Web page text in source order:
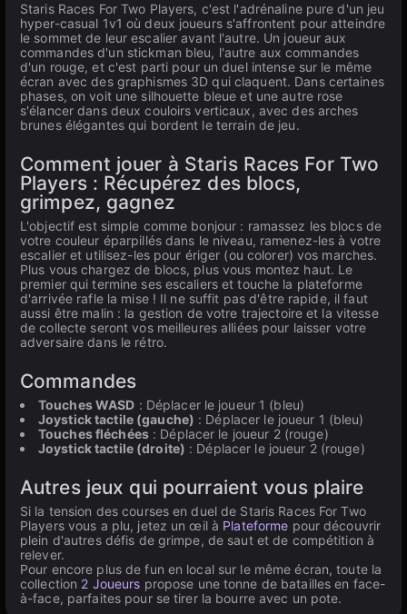
Staris Races For Two Players, c'est l'adrénaline pure d'un jeu
hyper-casual 1v1 où deux joueurs s'affrontent pour atteindre
le sommet de leur escalier avant l'autre. Un joueur aux
commandes d'un stickman bleu, l'autre aux commandes
d'un rouge, et c'est parti pour un duel intense sur le même
écran avec des graphismes 3D qui claquent. Dans certaines
phases, on voit une silhouette bleue et une autre rose
s'élancer dans deux couloirs verticaux, avec des arches
brunes élégantes qui bordent le terrain de jeu.
Comment jouer à Staris Races For Two
Players : Récupérez des blocs,
grimpez, gagnez
L'objectif est simple comme bonjour : ramassez les blocs de
votre couleur éparpillés dans le niveau, ramenez-les à votre
escalier et utilisez-les pour ériger (ou colorer) vos marches.
Plus vous chargez de blocs, plus vous montez haut. Le
premier qui termine ses escaliers et touche la plateforme
d'arrivée rafle la mise ! Il ne suffit pas d'être rapide, il faut
aussi être malin : la gestion de votre trajectoire et la vitesse
de collecte seront vos meilleures alliées pour laisser votre
adversaire dans le rétro.
Commandes
Touches WASD : Déplacer le joueur 1 (bleu)
Joystick tactile (gauche) : Déplacer le joueur 1 (bleu)
Touches fléchées: Déplacer le joueur 2 (rouge)
Joystick tactile (droite) : Déplacer le joueur 2 (rouge)
Autres jeux qui pourraient vous plaire
Si la tension des courses en duel de Staris Races For Two
Players vous a plu, jetez un œil à Plateforme pour découvrir
plein d'autres défis de grimpe, de saut et de compétition à
relever.
Pour encore plus de fun en local sur le même écran, toute la
collection 2 Joueurs propose une tonne de batailles en face-
à-face, parfaites pour se tirer la bourre avec un pote.